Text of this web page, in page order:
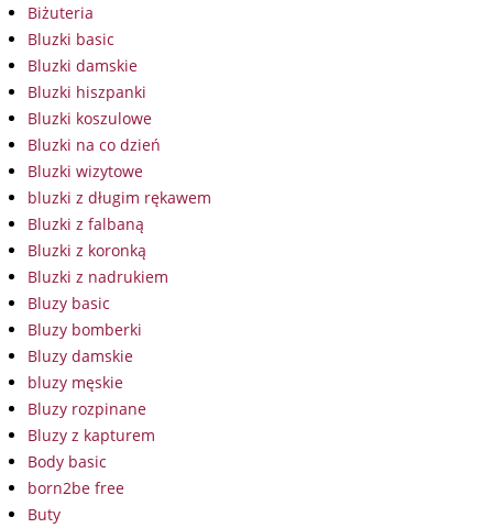
Biżuteria
Bluzki basic
Bluzki damskie
Bluzki hiszpanki
Bluzki koszulowe
Bluzki na co dzień
Bluzki wizytowe
bluzki z długim rękawem
Bluzki z falbaną
Bluzki z koronką
Bluzki z nadrukiem
Bluzy basic
Bluzy bomberki
Bluzy damskie
bluzy męskie
Bluzy rozpinane
Bluzy z kapturem
Body basic
born2be free
Buty